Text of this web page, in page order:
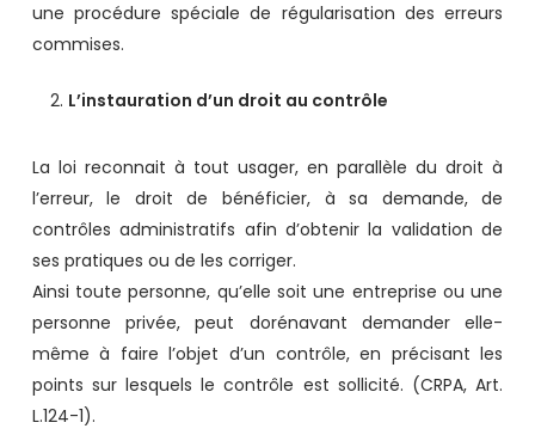
une procédure spéciale de régularisation des erreurs
commises.
L’instauration d’un droit au contrôle
La loi reconnait à tout usager, en parallèle du droit à
l’erreur, le droit de bénéficier, à sa demande, de
contrôles administratifs afin d’obtenir la validation de
ses pratiques ou de les corriger.
Ainsi toute personne, qu’elle soit une entreprise ou une
personne privée, peut dorénavant demander elle-
même à faire l’objet d’un contrôle, en précisant les
points sur lesquels le contrôle est sollicité. (CRPA, Art.
L.124-1).